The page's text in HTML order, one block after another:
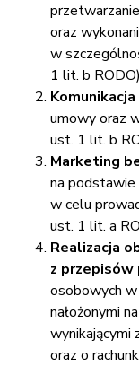
oraz
w
1 lit. b
umowy oraz
ust. 1 lit. b
Marketing
na podstawie
w celu
ust. 1 lit. a
Realizacja
z przepisów
osobowych
nałożonymi
oraz o